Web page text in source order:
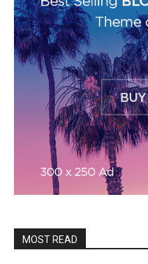
MOST READ